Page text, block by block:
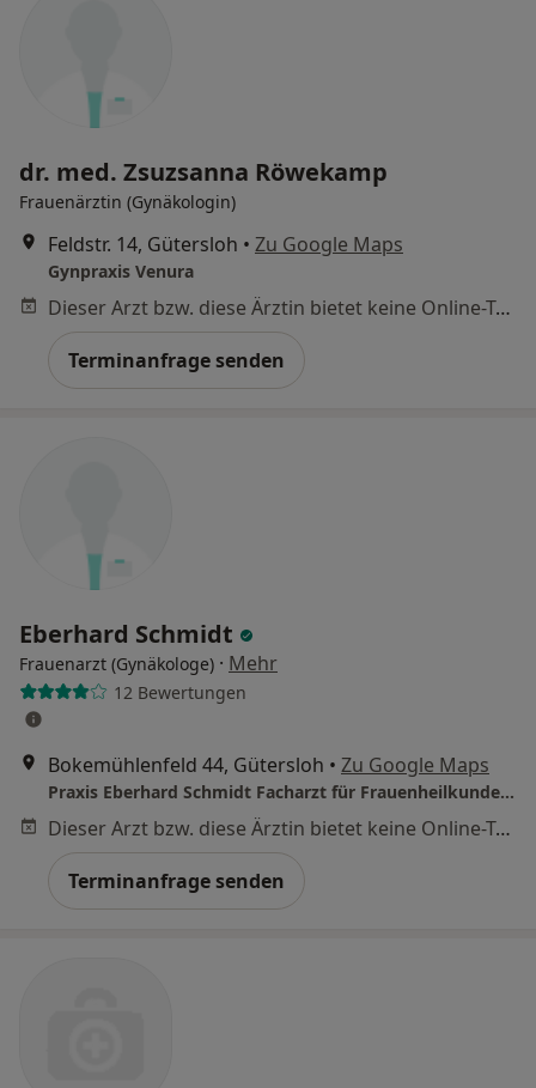
dr. med. Zsuzsanna Röwekamp
Frauenärztin (Gynäkologin)
Feldstr. 14, Gütersloh • Zu Google Maps
Gynpraxis Venura
Dieser Arzt bzw. diese Ärztin bietet keine Online-Terminbuchung an diesem Standort an.
Terminanfrage senden
Eberhard Schmidt
Frauenarzt (Gynäkologe) · Mehr
12 Bewertungen
Bokemühlenfeld 44, Gütersloh • Zu Google Maps
Praxis Eberhard Schmidt Facharzt für Frauenheilkunde und Geburtshilfe
Dieser Arzt bzw. diese Ärztin bietet keine Online-Terminbuchung an diesem Standort an.
Terminanfrage senden